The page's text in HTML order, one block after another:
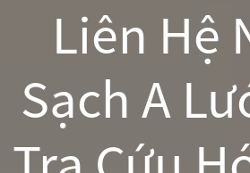
Liên Hệ
Sạch A